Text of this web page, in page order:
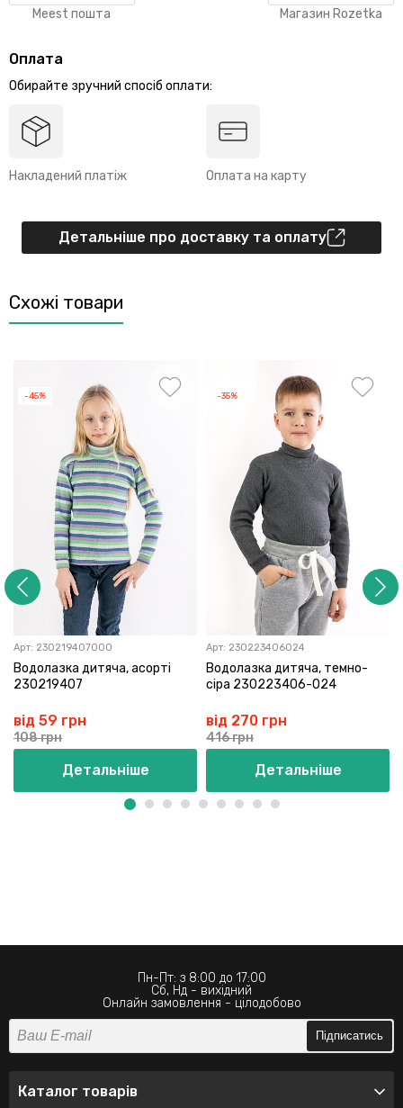
Meest пошта Магазин Rozetka
Оплата
Обирайте зручний спосіб оплати:
Накладений платіж Оплата на карту
Детальніше про доставку та оплату
Схожі товари
-45%
Арт: 230219407000
Водолазка дитяча, асорті
230219407
від 59 грн
108 грн
Детальніше
-35%
Арт: 230223406024
Водолазка дитяча, темно-
сіра 230223406-024
від 270 грн
416 грн
Детальніше
Пн-Пт: з 8:00 до 17:00
Сб, Нд - вихідний
Онлайн замовлення - цілодобово
Підписатись
Каталог товарів